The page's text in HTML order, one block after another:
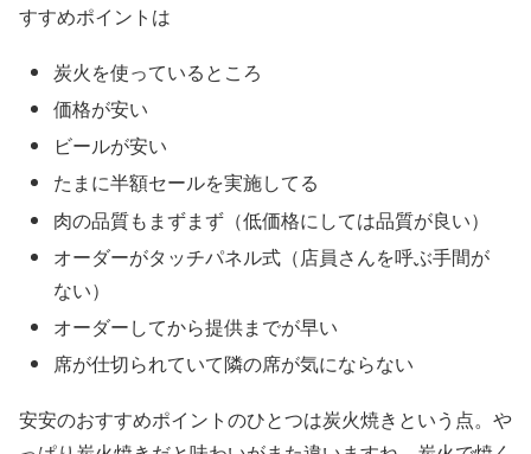
すすめポイントは
炭火を使っているところ
価格が安い
ビールが安い
たまに半額セールを実施してる
肉の品質もまずまず（低価格にしては品質が良い）
オーダーがタッチパネル式（店員さんを呼ぶ手間が
ない）
オーダーしてから提供までが早い
席が仕切られていて隣の席が気にならない
安安のおすすめポイントのひとつは炭火焼きという点。や